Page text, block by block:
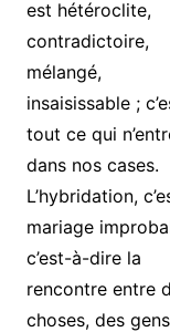
est hétéroclite,
contradictoire,
mélangé,
insaisissable ;
tout ce qui
dans nos cases.
L’hybridation,
mariage
c’est-à-dire la
rencontre entre
choses, des